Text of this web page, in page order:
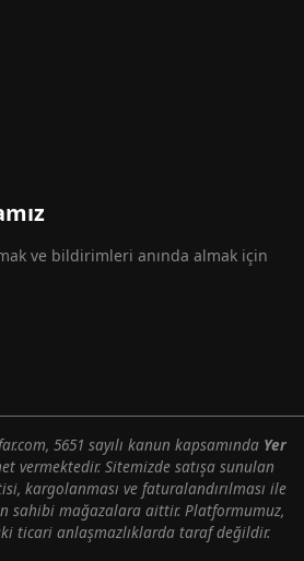
ve bildirimleri anında almak için
5651 sayılı kanun kapsamında Yer
vermektedir. Sitemizde satışa sunulan
kargolanması ve faturalandırılması ile
sahibi mağazalara aittir. Platformumuz,
ticari anlaşmazlıklarda taraf değildir.